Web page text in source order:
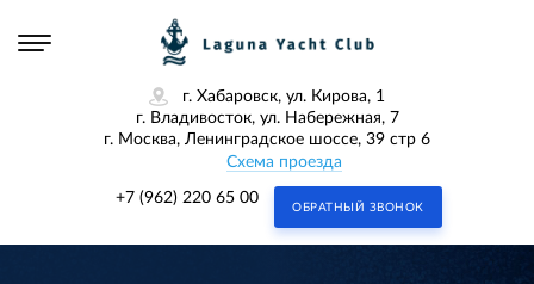
г. Хабаровск, ул. Кирова, 1
г. Владивосток, ул. Набережная, 7
г. Москва, Ленинградское шоссе, 39 стр 6
Схема проезда
+7 (962) 220 65 00
ОБРАТНЫЙ ЗВОНОК